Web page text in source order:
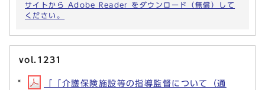
サイトから Adobe Reader をダウンロード（無償）して
ください。
vol.1231
「「介護保険施設等の指導監督について（通